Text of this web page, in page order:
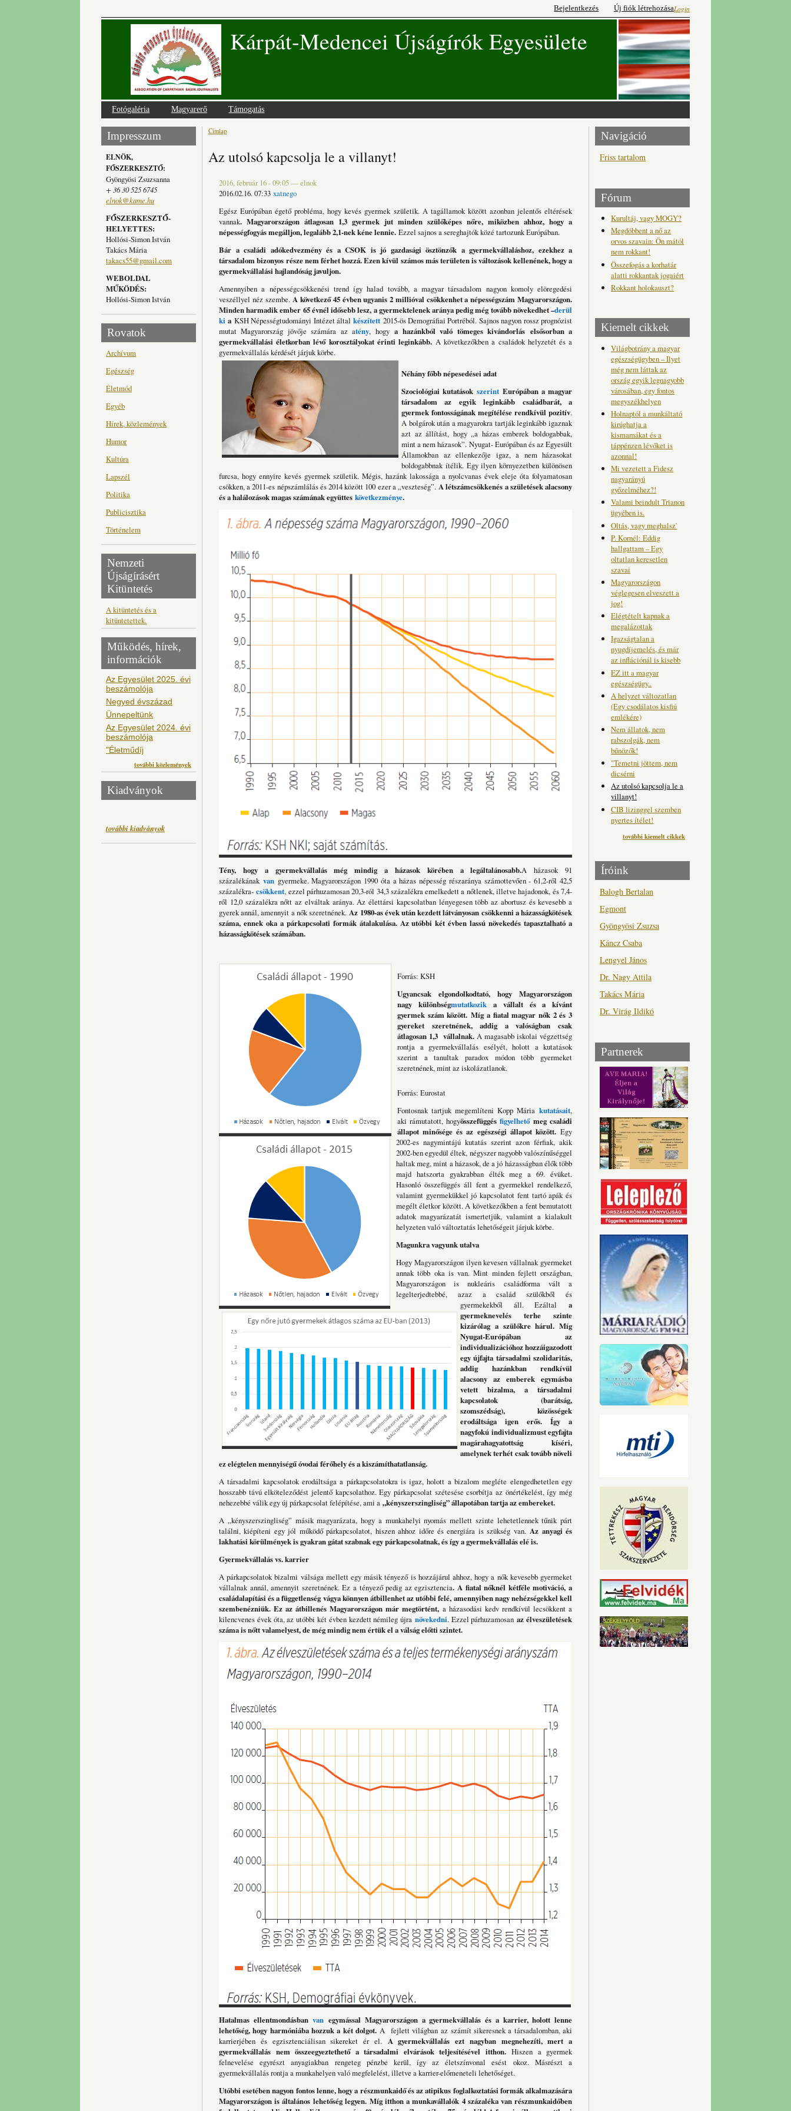
Login
Bejelentkezés Új fiók létrehozása
Kárpát-Medencei Újságírók Egyesülete
Fotógaléria Magyarerő Támogatás
Impresszum
ELNÖK,
FŐSZERKESZTŐ:
Gyöngyösi Zsuzsanna
+ 36 30 525 6745
elnok@kame.hu
FŐSZERKESZTŐ-
HELYETTES:
Hollósi-Simon István
Takács Mária
takacs55@gmail.com
WEBOLDAL
MŰKÖDÉS:
Hollósi-Simon István
Rovatok
Archívum
Egészség
Életmód
Egyéb
Hírek, közlemények
Humor
Kultúra
Lapszél
Politika
Publicisztika
Történelem
Nemzeti
Újságírásért
Kitüntetés
A kitüntetés és a
kitüntetettek.
Működés, hírek,
információk
Az Egyesület 2025. évi
beszámolója
Negyed évszázad
Ünnepeltünk
Az Egyesület 2024. évi
beszámolója
"Életműdíj
további közlemények
Kiadványok
további kiadványok
Jelenlegi hely
Címlap
Az utolsó kapcsolja le a villanyt!
2016, február 16 - 09:05—elnok
2016.02.16. 07:33 xatnego
Egész Európában égető probléma, hogy kevés gyermek születik. A tagállamok között azonban jelentős eltérések
vannak. Magyarországon átlagosan 1,3 gyermek jut minden szülőképes nőre, miközben ahhoz, hogy a
népességfogyás megálljon, legalább 2,1-nek kéne lennie. Ezzel sajnos a sereghajtók közé tartozunk Európában.
Bár a családi adókedvezmény és a CSOK is jó gazdasági ösztönzők a gyermekvállaláshoz, ezekhez a
társadalom bizonyos része nem férhet hozzá. Ezen kívül számos más területen is változások kellenének, hogy a
gyermekvállalási hajlandóság javuljon.
Amennyiben a népességcsökkenési trend így halad tovább, a magyar társadalom nagyon komoly elöregedési
veszéllyel néz szembe.A következő 45 évben ugyanis 2 millióval csökkenhet a népességszám Magyarországon.
Minden harmadik ember 65 évnél idősebb lesz, a gyermektelenek aránya pedig még tovább növekedhet –derül
ki a KSH Népességtudományi Intézet általkészített 2015-ös Demográfiai Portréból. Sajnos nagyon rossz prognózist
mutat Magyarország jövője számára az atény, hogya hazánkból való tömeges kivándorlás elsősorban a
gyermekvállalási életkorban lévő korosztályokat érinti leginkább. A következőkben a családok helyzetét és a
gyermekvállalás kérdését járjuk körbe.
Néhány főbb népesedései adat
Szociológiai kutatások szerint Európában a magyar
társadalom az egyik leginkább családbarát, a
gyermek fontosságának megítélése rendkívül pozitív.
A bolgárok után a magyarokra tartják leginkább igaznak
azt az állítást, hogy „a házas emberek boldogabbak,
mint a nem házasok”. Nyugat- Európában és az Egyesült
Államokban az ellenkezője igaz, a nem házasokat
boldogabbnak ítélik. Egy ilyen környezetben különösen
furcsa, hogy ennyire kevés gyermek születik. Mégis, hazánk lakossága a nyolcvanas évek eleje óta folyamatosan
csökken, a 2011-es népszámlálás és 2014 között 100 ezer a „veszteség”.A létszámcsökkenés a születések alacsony
és a halálozások magas számának együttes következménye.
Tény, hogy a gyermekvállalás még mindig a házasok körében a legáltalánosabb.A házasok 91
százalékának vangyermeke. Magyarországon 1990 óta a házas népesség részaránya számottevően - 61,2-ről 42,5
százalékra-csökkent, ezzel párhuzamosan 20,3-ról 34,3 százalékra emelkedett a nőtlenek, illetve hajadonok, és 7,4-
ről 12,0 százalékra nőtt az elváltak aránya. Az élettársi kapcsolatban lényegesen több az abortusz és kevesebb a
gyerek annál, amennyit a nők szeretnének. Az 1980-as évek után kezdett látványosan csökkenni a házasságkötések
száma, ennek oka a párkapcsolati formák átalakulása. Az utóbbi két évben lassú növekedés tapasztalható a
házasságkötések számában.
Forrás: KSH
Ugyancsak elgondolkodtató, hogy Magyarországon
nagy különbségmutatkozika vállalt és a kívánt
gyermek szám között. Míg a fiatal magyar nők 2 és 3
gyereket szeretnének, addig a valóságban csak
átlagosan 1,3 vállalnak.A magasabb iskolai végzettség
rontja a gyermekvállalás esélyét, holott a kutatások
szerint a tanultak paradox módon több gyermeket
szeretnének, mint az iskolázatlanok.
Forrás: Eurostat
Fontosnak tartjuk megemlíteni Kopp Mária kutatásait,
aki rámutatott, hogyösszefüggésfigyelhetőmeg családi
állapot minősége és az egészségi állapot között.Egy
2002-es nagymintájú kutatás szerint azon férfiak, akik
2002-ben egyedül éltek, négyszer nagyobb valószínűséggel
haltak meg, mint a házasok, de a jó házasságban élők több
majd hatszorta gyakrabban élték meg a 69. évüket.
Hasonló összefüggés áll fent a gyermekkel rendelkező,
valamint gyermekükkel jó kapcsolatot fent tartó apák és
megélt életkor között. A következőkben a fent bemutatott
adatok magyarázatát ismertetjük, valamint a kialakult
helyzeten való változtatás lehetőségeit járjuk körbe.
Magunkra vagyunk utalva
Hogy Magyarországon ilyen kevesen vállalnak gyermeket
annak több oka is van. Mint minden fejlett országban,
Magyarországon is nukleáris családforma vált a
legelterjedtebbé, azaz a család szülőkből és
gyermekekből áll. Ezáltal a
gyermeknevelés terhe szinte
kizárólag a szülőkre hárul. Míg
Nyugat-Európában az
individualizációhoz hozzáigazodott
egy újfajta társadalmi szolidaritás,
addig hazánkban rendkívül
alacsony az emberek egymásba
vetett bizalma, a társadalmi
kapcsolatok (barátság,
szomszédság), közösségek
erodáltsága igen erős.
Így a
nagyfokú individualizmust egyfajta
magárahagyatottság kíséri,
amelynek terhét csak tovább növeli
ez elégtelen mennyiségű óvodai férőhely és a kiszámíthatatlanság.
A társadalmi kapcsolatok erodáltsága a párkapcsolatokra is igaz, holott a bizalom megléte elengedhetetlen egy
hosszabb távú elköteleződést jelentő kapcsolathoz. Egy párkapcsolat szétesése csorbítja az önértékelést, így még
nehezebbé válik egy új párkapcsolat felépítése, ami a „kényszerszingliség” állapotában tartja az embereket.
A „kényszerszingliség” másik magyarázata, hogy a munkahelyi nyomás mellett szinte lehetetlennek tűnik párt
találni, kiépíteni egy jól működő párkapcsolatot, hiszen ahhoz időre és energiára is szükség van. Az anyagi és
lakhatási körülmények is gyakran gátat szabnak egy párkapcsolatnak, és így a gyermekvállalás elé is.
Gyermekvállalás vs. karrier
A párkapcsolatok bizalmi válsága mellett egy másik tényező is hozzájárul ahhoz, hogy a nők kevesebb gyermeket
vállalnak annál, amennyit szeretnének. Ez a tényező pedig az egzisztencia. A fiatal nőknél kétféle motiváció, a
családalapítási és a függetlenség vágya könnyen átbillenhet az utóbbi felé, amennyiben nagy nehézségekkel kell
szembenézniük. Ez az átbillenés Magyarországon már megtörtént, a házasodási kedv rendkívül lecsökkent a
kilencvenes évek óta, az utóbbi két évben kezdett némileg újra növekedni. Ezzel párhuzamosan az élveszületések
száma is nőtt valamelyest, de még mindig nem értük el a válság előtti szintet.
Hatalmas ellentmondásbanvan egymással Magyarországon a gyermekvállalás és a karrier, holott lenne
lehetőség, hogy harmóniába hozzuk a két dolgot.A fejlett világban az számít sikeresnek a társadalomban, aki
karrierjében és egzisztenciálisan sikereket ér el. A gyermekvállalás ezt nagyban megnehezíti, mert a
gyermekvállalás nem összeegyeztethető a társadalmi elvárások teljesítésével itthon.Hiszen a gyermek
felnevelése egyrészt anyagiakban rengeteg pénzbe kerül, így az életszínvonal esést okoz. Másrészt a
gyermekvállalás rontja a munkahelyen való megfelelést, illetve a karrier-előmeneteli lehetőséget.
Utóbbi esetében nagyon fontos lenne, hogy a részmunkaidő és az atipikus foglalkoztatási formák alkalmazására
Magyarországon is általános lehetőség legyen. Míg itthon a munkavállalók 4 százaléka van részmunkaidőben
Navigáció
Friss tartalom
Fórum
Kurultáj, vagy MOGY?
Megdöbbent a nő az
orvos szavain: Ön mától
nem rokkant!
Összefogás a korhatár
alatti rokkantak jogaiért
Rokkant holokauszt?
Kiemelt cikkek
Világbotrány a magyar
egészségügyben – Ilyet
még nem láttak az
ország egyik legnagyobb
városában, egy fontos
megyszékhelyen
Holnaptól a munkáltató
kirúghatja a
kismamákat és a
táppénzen lévőket is
azonnal!
Mi vezetett a Fidesz
nagyarányú
győzelméhez?!
Valami beindult Trianon
ügyében is.
Oltás, vagy meghalsz'
P. Kornél: Eddig
hallgattam – Egy
oltatlan keresetlen
szavai
Magyarországon
véglegesen elveszett a
jog!
Elégtételt kapnak a
megalázottak
Igazságtalan a
nyugdíjemelés, és már
az inflációnál is kisebb
EZ itt a magyar
egészségügy..
A helyzet változatlan
(Egy csodálatos kisfiú
emlékére)
Nem állatok, nem
rabszolgák, nem
bűnözők!
"Temetni jöttem, nem
dicsérni
Az utolsó kapcsolja le a
villanyt!
CIB lizinggel szemben
nyertes ítélet!
további kiemelt cikkek
Íróink
Balogh Bertalan
Egmont
Gyöngyösi Zsuzsa
Káncz Csaba
Lengyel János
Dr. Nagy Attila
Takács Mária
Dr. Virág Ildikó
Partnerek